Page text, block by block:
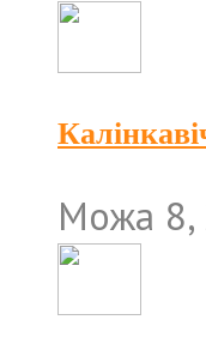
Можа 8,